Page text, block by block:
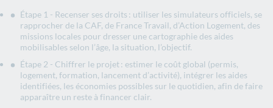
Étape 1 - Recenser ses droits : utiliser les simulateurs officiels, se
rapprocher de la CAF, de France Travail, d’Action Logement, des
missions locales pour dresser une cartographie des aides
mobilisables selon l’âge, la situation, l’objectif.
Étape 2 - Chiffrer le projet : estimer le coût global (permis,
logement, formation, lancement d’activité), intégrer les aides
identifiées, les économies possibles sur le quotidien, afin de faire
apparaître un reste à financer clair.